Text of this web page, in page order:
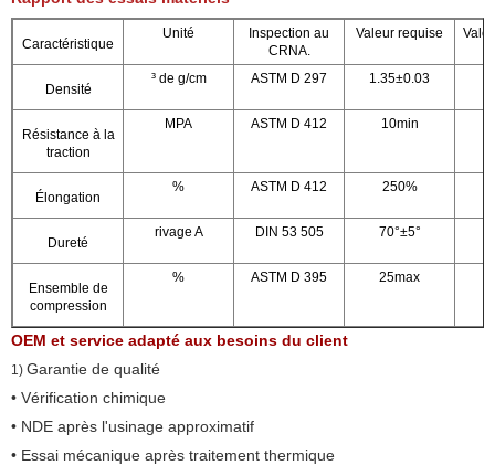
cachetage statique de visage plat, cachetage de
bride de vide, application de cannelure de triangle,
cachetage dynamique pneumatique, industrie de
matériel médical, machines lourdes, excavatrices,
Caractéristique
Unité
Inspection au
CRNA.
Valeur requise
Densité
³ de g/cm ASTM D 297 1.35±0.03
Résistance à la
traction
MPA ASTM D 412 10min
Élongation
% ASTM D 412 250%
Dureté
rivage A DIN 53 505 70°±5°
Ensemble de
compression
% ASTM D 395 25max
OEM et service adapté aux besoins du client
1) Garantie de qualité
• Vérification chimique
• NDE après l'usinage approximatif
• Essai mécanique après traitement thermique